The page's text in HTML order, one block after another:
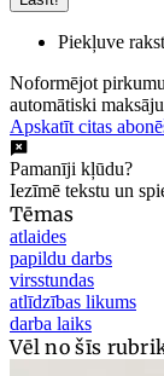
Piekļuve
Noformējot
automātiski
Apskatīt citas
Pamanīji kļūdu?
Iezīmē tekstu un
Tēmas
atlaides
papildu darbs
virsstundas
atlīdzības likums
darba laiks
Vēl no šīs